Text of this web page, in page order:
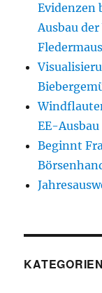
Evidenzen
Ausbau
EE-Ausbau
Beginnt
KATEGORIEN